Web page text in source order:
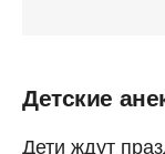
Детские
Дети ждут